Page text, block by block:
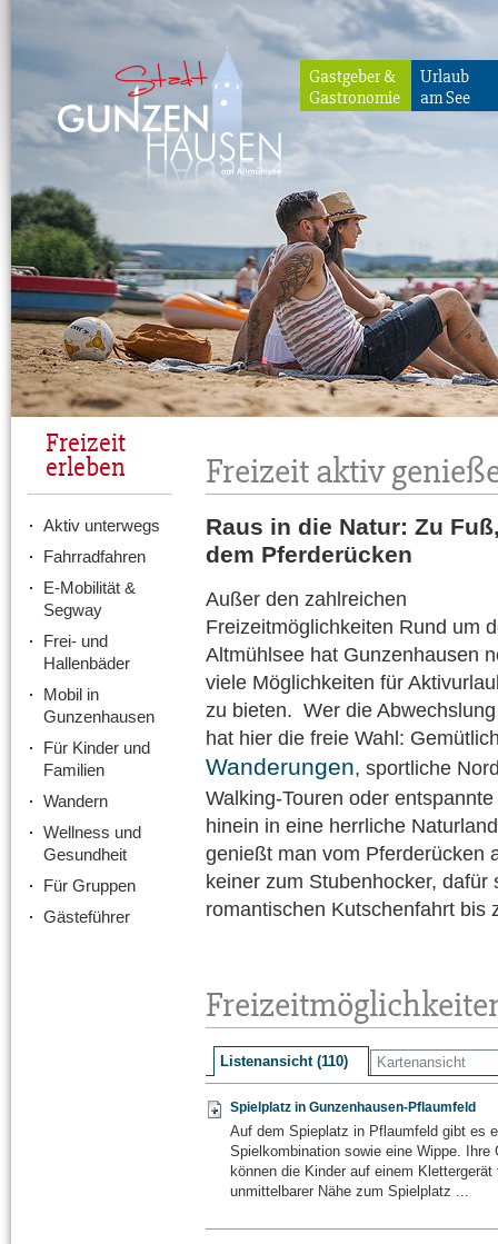
Gunzenhausen
Gastgeber &
Gastronomie
Urlaub
am See
Freizeit aktiv
Raus in die Natur: Zu
dem Pferderücken
Außer den zahlreichen
Freizeitmöglichkeiten Rund um
Altmühlsee hat Gunzenhausen
viele Möglichkeiten für
zu bieten. Wer die
hat hier die freie Wahl:
Wanderungen, sportliche
Walking-Touren oder entspannte
hinein in eine herrliche
genießt man vom Pferderücken
keiner zum Stubenhocker, dafür
romantischen Kutschenfahrt bis
Listenansicht (110) Kartenansicht
Spielplatz in Gunzenhausen-Pflaumfeld
Auf dem Spieplatz in Pflaumfeld gibt es
Spielkombination sowie eine Wippe. Ihre
können die Kinder auf einem
unmittelbarer Nähe zum Spielplatz ...
Freizeit
erleben
Aktiv unterwegs
Fahrradfahren
E-Mobilität &
Segway
Frei- und
Hallenbäder
Mobil in
Gunzenhausen
Für Kinder und
Familien
Wandern
Wellness und
Gesundheit
Für Gruppen
Gästeführer